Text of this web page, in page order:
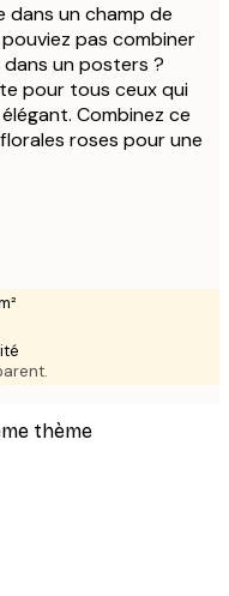
un champ de
pas combiner
un posters ?
pour tous ceux qui
Combinez ce
roses pour une
thème